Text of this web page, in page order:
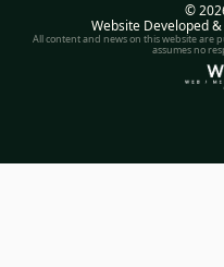
©
Website Developed
All content and news on this website are
assumes no